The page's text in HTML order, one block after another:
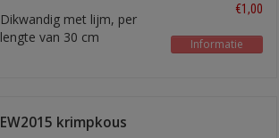
Dikwandig met lijm, per
lengte van 30 cm
€1,00
Informatie
EW2015 krimpkous